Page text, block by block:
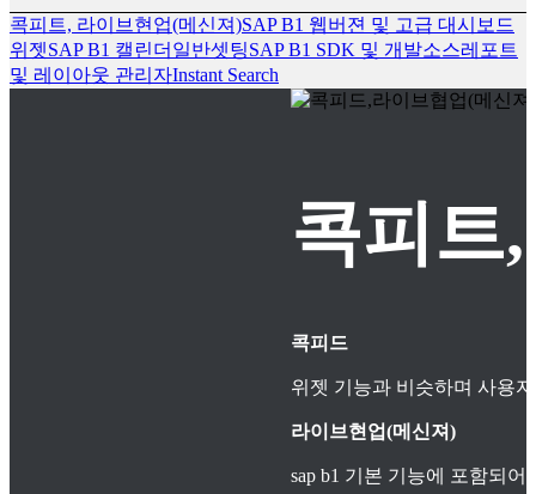
콕피트, 라이브현업(메신져)SAP B1 웹버젼 및 고급 대시보드
위젯SAP B1 캘린더 일반셋팅SAP B1 SDK 및 개발소스레포트
및 레이아웃 관리자Instant Search
콕피트
콕피드
위젯 기능과 비슷하며 사용
라이브현업(메신져)
sap b1 기본 기능에 포함되